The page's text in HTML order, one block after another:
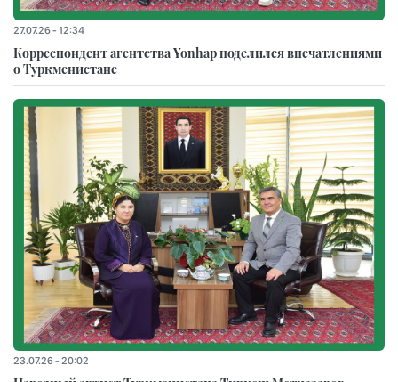
27.07.26 - 12:34
Корреспондент агентства Yonhap поделился впечатлениями
о Туркменистане
23.07.26 - 20:02